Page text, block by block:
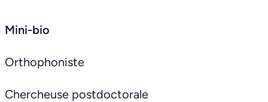
Mini-bio
Orthophoniste
Chercheuse postdoctorale